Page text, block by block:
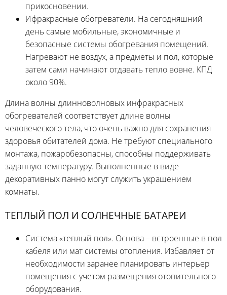
прикосновении.
Ифракрасные обогреватели. На сегодняшний
день самые мобильные, экономичные и
безопасные системы обогревания помещений.
Нагревают не воздух, а предметы и пол, которые
затем сами начинают отдавать тепло вовне. КПД
около 90%.
Длина волны длинноволновых инфракрасных
обогревателей соответствует длине волны
человеческого тела, что очень важно для сохранения
здоровья обитателей дома. Не требуют специального
монтажа, пожаробезопасны, способны поддерживать
заданную температуру. Выполненные в виде
декоративных панно могут служить украшением
комнаты.
ТЕПЛЫЙ ПОЛ И СОЛНЕЧНЫЕ БАТАРЕИ
Система «теплый пол». Основа – встроенные в пол
кабеля или мат системы отопления. Избавляет от
необходимости заранее планировать интерьер
помещения с учетом размещения отопительного
оборудования.